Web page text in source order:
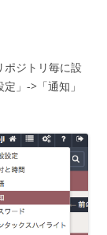
ポジトリ毎に設
」->「通知」